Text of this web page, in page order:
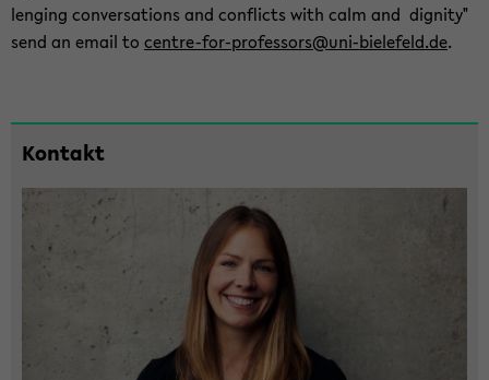
Haupt­
in­
der
Kon­takt
len­ging con­ver­sa­ti­ons and con­flicts with calm and di­gni­ty"
send an email to centre-​for-professors@uni-​bielefeld.de.